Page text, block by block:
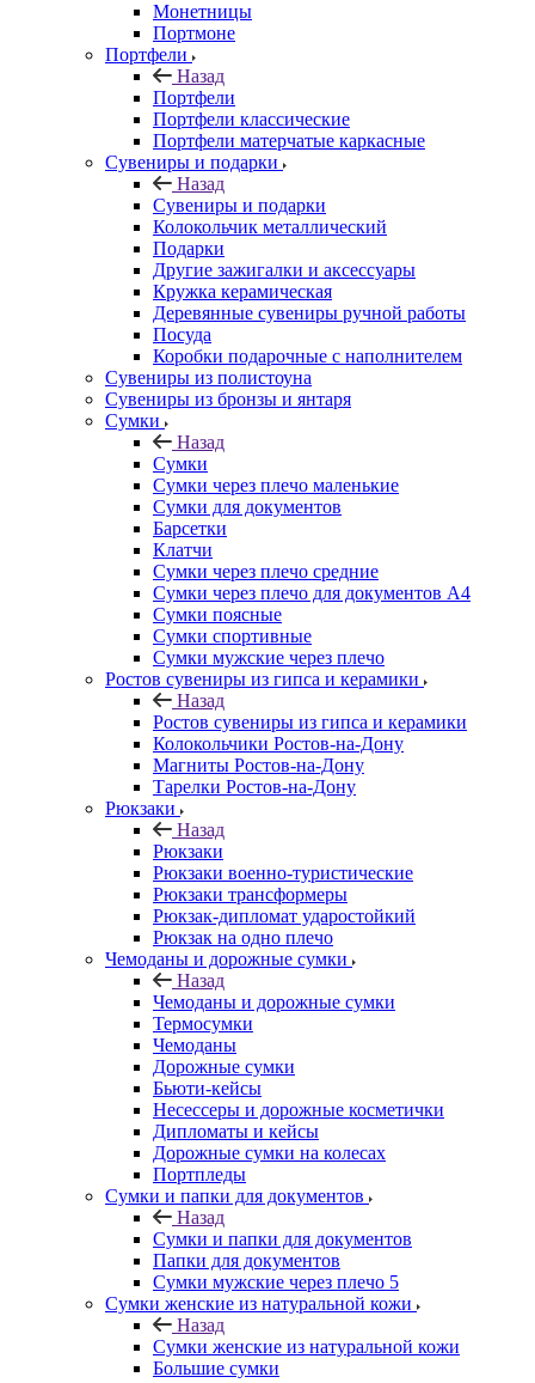
Монетницы
Портмоне
Портфели
Назад
Портфели
Портфели классические
Портфели матерчатые каркасные
Сувениры и подарки
Назад
Сувениры и подарки
Колокольчик металлический
Подарки
Другие зажигалки и аксессуары
Кружка керамическая
Деревянные сувениры ручной работы
Посуда
Коробки подарочные с наполнителем
Сувениры из полистоуна
Сувениры из бронзы и янтаря
Сумки
Назад
Сумки
Сумки через плечо маленькие
Сумки для документов
Барсетки
Клатчи
Сумки через плечо средние
Сумки через плечо для документов А4
Сумки поясные
Сумки спортивные
Сумки мужские через плечо
Ростов сувениры из гипса и керамики
Назад
Ростов сувениры из гипса и керамики
Колокольчики Ростов-на-Дону
Магниты Ростов-на-Дону
Тарелки Ростов-на-Дону
Рюкзаки
Назад
Рюкзаки
Рюкзаки военно-туристические
Рюкзаки трансформеры
Рюкзак-дипломат ударостойкий
Рюкзак на одно плечо
Чемоданы и дорожные сумки
Назад
Чемоданы и дорожные сумки
Термосумки
Чемоданы
Дорожные сумки
Бьюти-кейсы
Несессеры и дорожные косметички
Дипломаты и кейсы
Дорожные сумки на колесах
Портпледы
Сумки и папки для документов
Назад
Сумки и папки для документов
Папки для документов
Сумки мужские через плечо 5
Сумки женские из натуральной кожи
Назад
Сумки женские из натуральной кожи
Большие сумки